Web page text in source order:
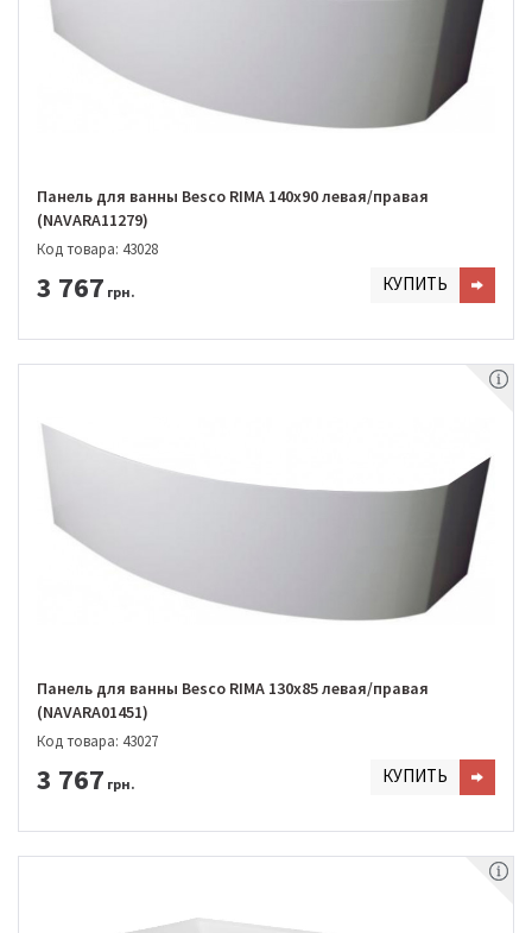
Панель для ванны Besco RIMA 140х90 левая/правая
(NAVARA11279)
Код товара: 43028
3 767 грн. КУПИТЬ
Панель для ванны Besco RIMA 130х85 левая/правая
(NAVARA01451)
Код товара: 43027
3 767 грн. КУПИТЬ